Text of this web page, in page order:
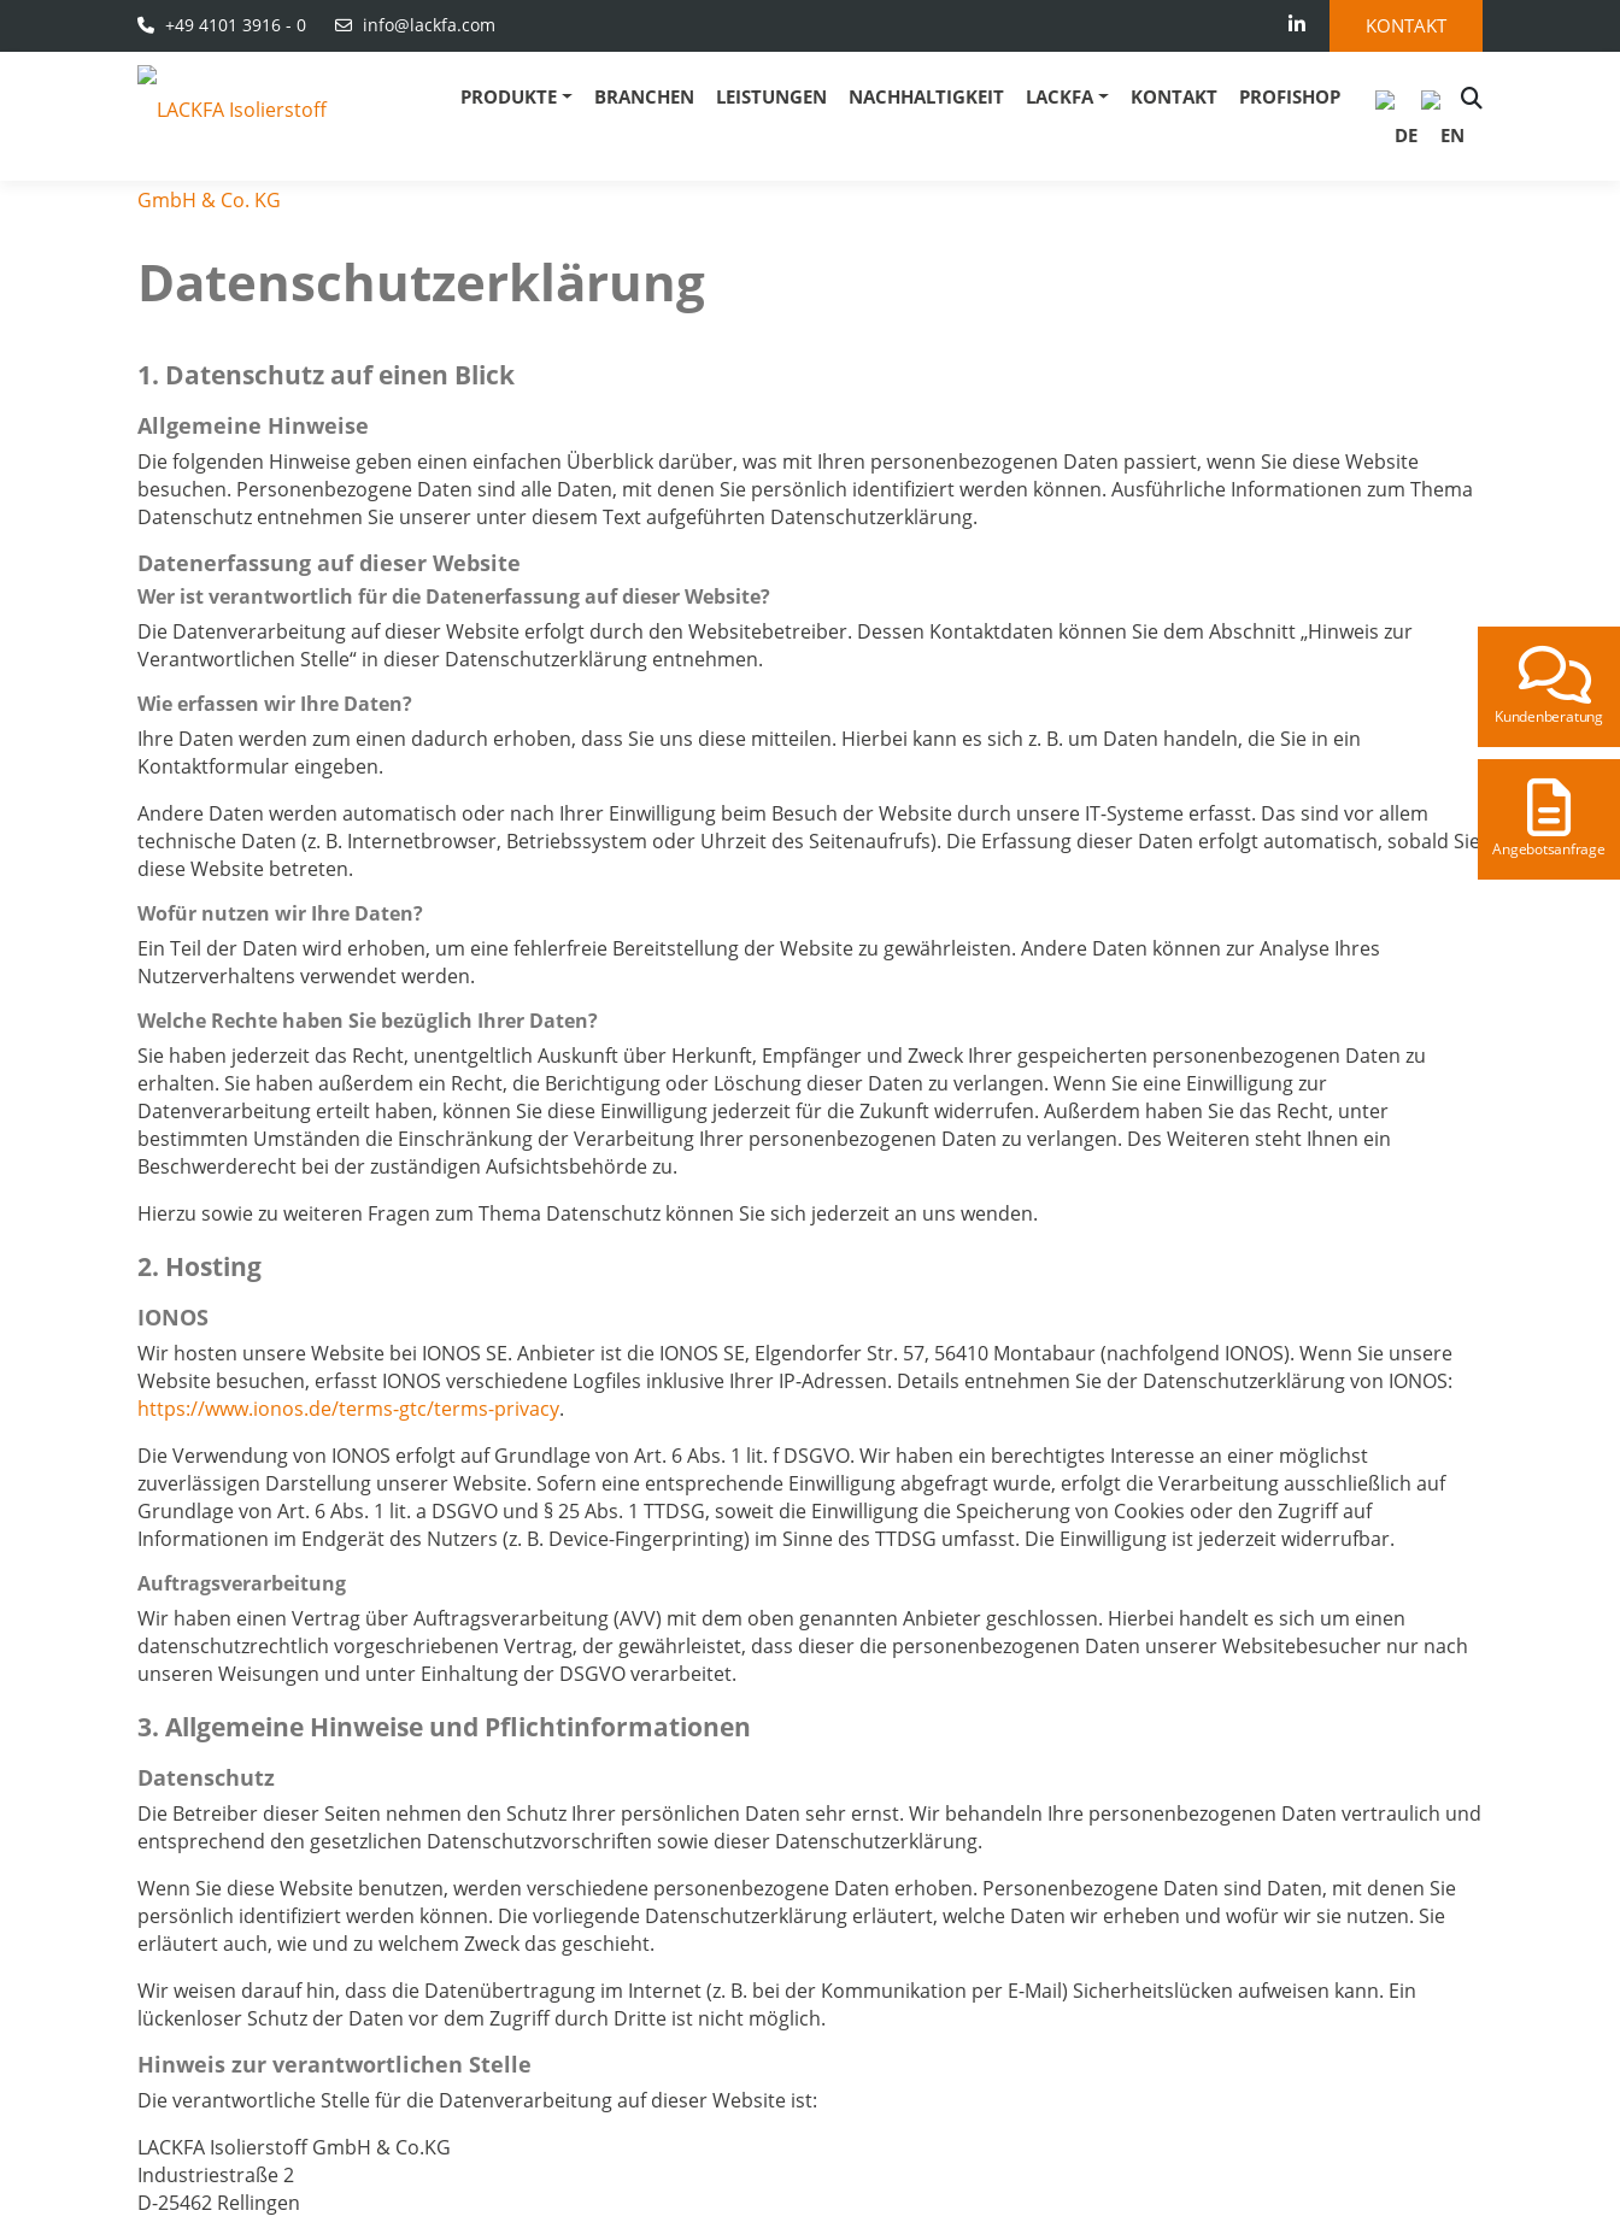
+49 4101 3916 - 0 info@lackfa.com KONTAKT
PRODUKTE BRANCHEN LEISTUNGEN NACHHALTIGKEIT LACKFA KONTAKT PROFISHOP
Datenschutzerklärung
1. Datenschutz auf einen Blick
Allgemeine Hinweise
Die folgenden Hinweise geben einen einfachen Überblick darüber, was mit Ihren personenbezogenen Daten passiert, wenn Sie diese Website
besuchen. Personenbezogene Daten sind alle Daten, mit denen Sie persönlich identifiziert werden können. Ausführliche Informationen zum Thema
Datenschutz entnehmen Sie unserer unter diesem Text aufgeführten Datenschutzerklärung.
Datenerfassung auf dieser Website
Wer ist verantwortlich für die Datenerfassung auf dieser Website?
Die Datenverarbeitung auf dieser Website erfolgt durch den Websitebetreiber. Dessen Kontaktdaten können Sie dem Abschnitt „Hinweis zur
Verantwortlichen Stelle“ in dieser Datenschutzerklärung entnehmen.
Wie erfassen wir Ihre Daten?
Ihre Daten werden zum einen dadurch erhoben, dass Sie uns diese mitteilen. Hierbei kann es sich z. B. um Daten handeln, die Sie in ein
Kontaktformular eingeben.
Andere Daten werden automatisch oder nach Ihrer Einwilligung beim Besuch der Website durch unsere IT-Systeme erfasst. Das sind vor allem
technische Daten (z. B. Internetbrowser, Betriebssystem oder Uhrzeit des Seitenaufrufs). Die Erfassung dieser Daten erfolgt automatisch, sobald Sie
diese Website betreten.
Wofür nutzen wir Ihre Daten?
Ein Teil der Daten wird erhoben, um eine fehlerfreie Bereitstellung der Website zu gewährleisten. Andere Daten können zur Analyse Ihres
Nutzerverhaltens verwendet werden.
Welche Rechte haben Sie bezüglich Ihrer Daten?
Sie haben jederzeit das Recht, unentgeltlich Auskunft über Herkunft, Empfänger und Zweck Ihrer gespeicherten personenbezogenen Daten zu
erhalten. Sie haben außerdem ein Recht, die Berichtigung oder Löschung dieser Daten zu verlangen. Wenn Sie eine Einwilligung zur
Datenverarbeitung erteilt haben, können Sie diese Einwilligung jederzeit für die Zukunft widerrufen. Außerdem haben Sie das Recht, unter
bestimmten Umständen die Einschränkung der Verarbeitung Ihrer personenbezogenen Daten zu verlangen. Des Weiteren steht Ihnen ein
Beschwerderecht bei der zuständigen Aufsichtsbehörde zu.
Hierzu sowie zu weiteren Fragen zum Thema Datenschutz können Sie sich jederzeit an uns wenden.
2. Hosting
IONOS
Wir hosten unsere Website bei IONOS SE. Anbieter ist die IONOS SE, Elgendorfer Str. 57, 56410 Montabaur (nachfolgend IONOS). Wenn Sie unsere
Website besuchen, erfasst IONOS verschiedene Logfiles inklusive Ihrer IP-Adressen. Details entnehmen Sie der Datenschutzerklärung von IONOS:
https://www.ionos.de/terms-gtc/terms-privacy.
Die Verwendung von IONOS erfolgt auf Grundlage von Art. 6 Abs. 1 lit. f DSGVO. Wir haben ein berechtigtes Interesse an einer möglichst
zuverlässigen Darstellung unserer Website. Sofern eine entsprechende Einwilligung abgefragt wurde, erfolgt die Verarbeitung ausschließlich auf
Grundlage von Art. 6 Abs. 1 lit. a DSGVO und § 25 Abs. 1 TTDSG, soweit die Einwilligung die Speicherung von Cookies oder den Zugriff auf
Informationen im Endgerät des Nutzers (z. B. Device-Fingerprinting) im Sinne des TTDSG umfasst. Die Einwilligung ist jederzeit widerrufbar.
Auftragsverarbeitung
Wir haben einen Vertrag über Auftragsverarbeitung (AVV) mit dem oben genannten Anbieter geschlossen. Hierbei handelt es sich um einen
datenschutzrechtlich vorgeschriebenen Vertrag, der gewährleistet, dass dieser die personenbezogenen Daten unserer Websitebesucher nur nach
unseren Weisungen und unter Einhaltung der DSGVO verarbeitet.
3. Allgemeine Hinweise und Pflicht­informationen
Datenschutz
Die Betreiber dieser Seiten nehmen den Schutz Ihrer persönlichen Daten sehr ernst. Wir behandeln Ihre personenbezogenen Daten vertraulich und
entsprechend den gesetzlichen Datenschutzvorschriften sowie dieser Datenschutzerklärung.
Wenn Sie diese Website benutzen, werden verschiedene personenbezogene Daten erhoben. Personenbezogene Daten sind Daten, mit denen Sie
persönlich identifiziert werden können. Die vorliegende Datenschutzerklärung erläutert, welche Daten wir erheben und wofür wir sie nutzen. Sie
erläutert auch, wie und zu welchem Zweck das geschieht.
Wir weisen darauf hin, dass die Datenübertragung im Internet (z. B. bei der Kommunikation per E-Mail) Sicherheitslücken aufweisen kann. Ein
lückenloser Schutz der Daten vor dem Zugriff durch Dritte ist nicht möglich.
Hinweis zur verantwortlichen Stelle
Die verantwortliche Stelle für die Datenverarbeitung auf dieser Website ist:
LACKFA Isolierstoff GmbH & Co.KG
Industriestraße 2
D-25462 Rellingen
Kundenberatung
Angebotsanfrage